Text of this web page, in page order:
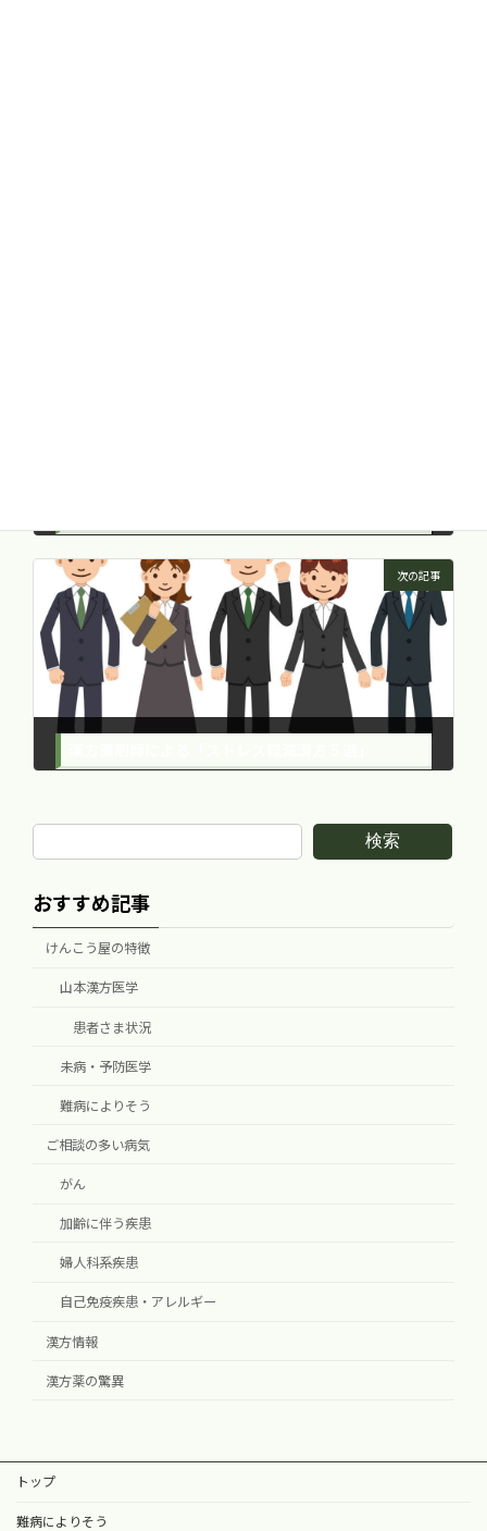
2021年3月12日
次の記事
検索
おすすめ記事
けんこう屋の特徴
山本漢方医学
患者さま状況
未病・予防医学
難病によりそう
ご相談の多い病気
がん
加齢に伴う疾患
婦人科系疾患
自己免疫疾患・アレルギー
漢方情報
漢方薬の驚異
トップ
難病によりそう